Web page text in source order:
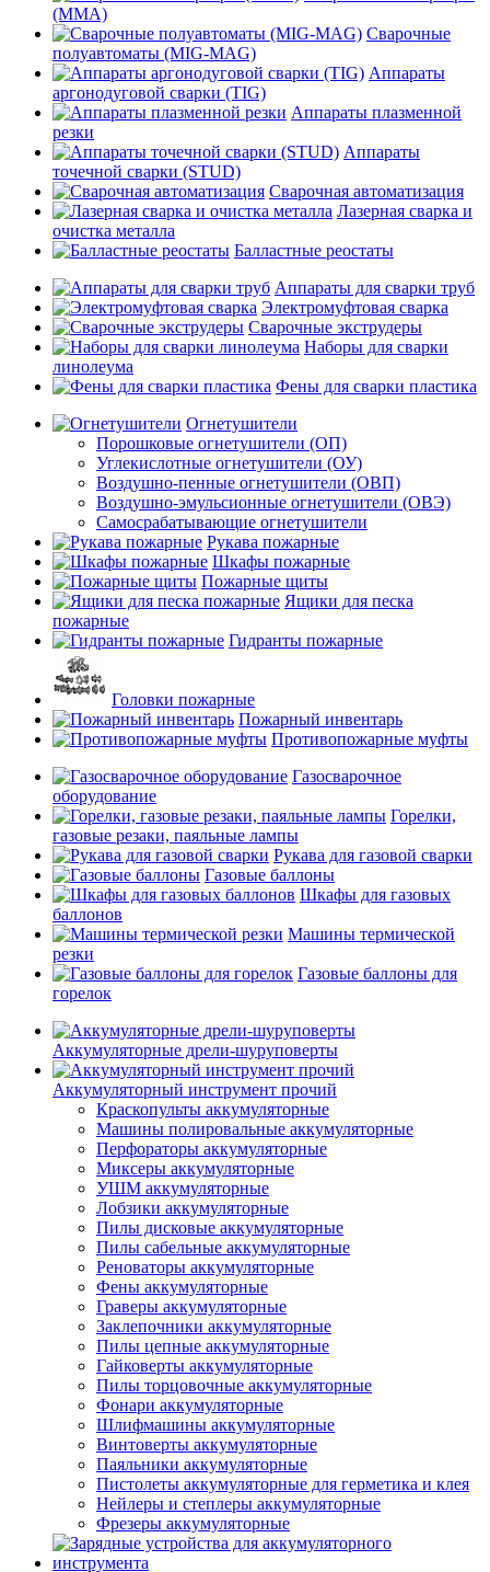
(MMA)
Сварочные
полуавтоматы (MIG-MAG)
Аппараты
аргонодуговой сварки (TIG)
Аппараты плазменной
резки
Аппараты
точечной сварки (STUD)
Сварочная автоматизация
Лазерная сварка и
очистка металла
Балластные реостаты
Аппараты для сварки труб
Электромуфтовая сварка
Сварочные экструдеры
Наборы для сварки
линолеума
Фены для сварки пластика
Огнетушители
Порошковые огнетушители (ОП)
Углекислотные огнетушители (ОУ)
Воздушно-пенные огнетушители (ОВП)
Воздушно-эмульсионные огнетушители (ОВЭ)
Самосрабатывающие огнетушители
Рукава пожарные
Шкафы пожарные
Пожарные щиты
Ящики для песка
пожарные
Гидранты пожарные
Головки пожарные
Пожарный инвентарь
Противопожарные муфты
Газосварочное
оборудование
Горелки,
газовые резаки, паяльные лампы
Рукава для газовой сварки
Газовые баллоны
Шкафы для газовых
баллонов
Машины термической
резки
Газовые баллоны для
горелок
Аккумуляторные дрели-шуруповерты
Аккумуляторный инструмент прочий
Краскопульты аккумуляторные
Машины полировальные аккумуляторные
Перфораторы аккумуляторные
Миксеры аккумуляторные
УШМ аккумуляторные
Лобзики аккумуляторные
Пилы дисковые аккумуляторные
Пилы сабельные аккумуляторные
Реноваторы аккумуляторные
Фены аккумуляторные
Граверы аккумуляторные
Заклепочники аккумуляторные
Пилы цепные аккумуляторные
Гайковерты аккумуляторные
Пилы торцовочные аккумуляторные
Фонари аккумуляторные
Шлифмашины аккумуляторные
Винтоверты аккумуляторные
Паяльники аккумуляторные
Пистолеты аккумуляторные для герметика и клея
Нейлеры и степлеры аккумуляторные
Фрезеры аккумуляторные